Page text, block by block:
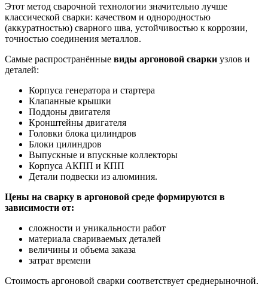
Этот метод сварочной технологии значительно лучше
классической сварки: качеством и однородностью
(аккуратностью) сварного шва, устойчивостью к коррозии,
точностью соединения металлов.
Самые распространённые виды аргоновой сварки узлов и
деталей:
Корпуса генератора и стартера
Клапанные крышки
Поддоны двигателя
Кронштейны двигателя
Головки блока цилиндров
Блоки цилиндров
Выпускные и впускные коллекторы
Корпуса АКПП и КПП
Детали подвески из алюминия.
Цены на сварку в аргоновой среде формируются в
зависимости от:
сложности и уникальности работ
материала свариваемых деталей
величины и объема заказа
затрат времени
Стоимость аргоновой сварки соответствует среднерыночной.